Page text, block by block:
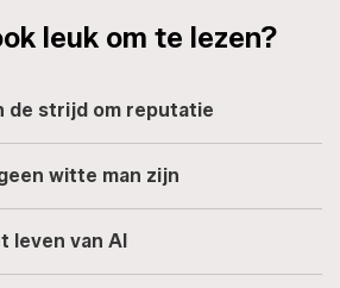
leuk om te lezen?
de strijd om reputatie
witte man zijn
leven van AI